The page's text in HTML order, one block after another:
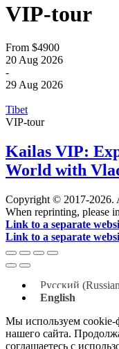
VIP-tour
From $4900
20 Aug 2026
-
29 Aug 2026
Tibet
VIP-tour
Kailas VIP:
World with
Copyright © 2017-2026.
When reprinting, please
Link to a separate
Link to a separate
Русский (Russian
English
Мы используем cookie-
нашего сайта.
соглашаетесь с